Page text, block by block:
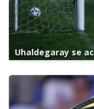
Uhaldegaray se